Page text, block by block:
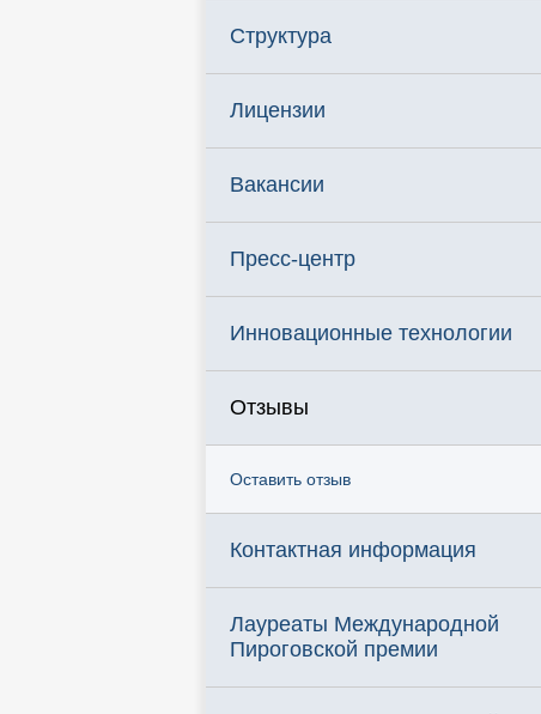
Структура
Лицензии
Вакансии
Пресс-центр
Инновационные технологии
Отзывы
Оставить отзыв
Контактная информация
Лауреаты Международной
Пироговской премии